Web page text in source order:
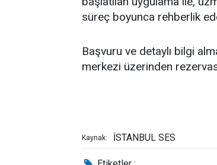
süreç boyunca rehberlik
Başvuru ve detaylı bilgi
merkezi üzerinden
Kaynak: İSTANBUL SES